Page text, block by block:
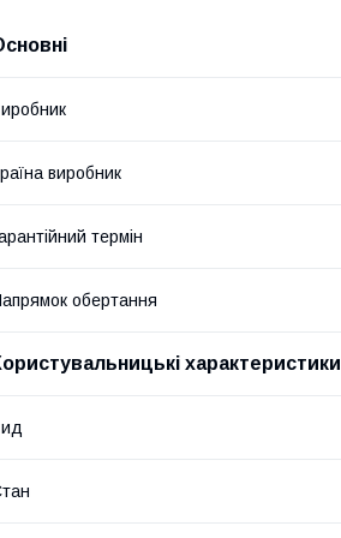
виробник
термін
обертання
характеристики